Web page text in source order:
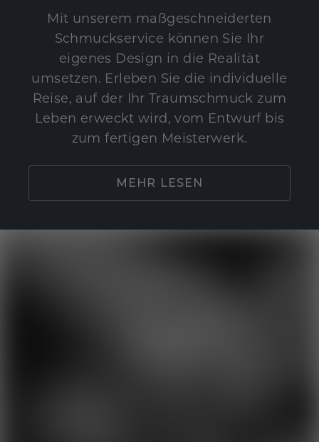
Mit unserem maßgeschneiderten
Schmuckservice können Sie Ihr
eigenes Design in die Realität
umsetzen. Erleben Sie die individuelle
Reise, auf der Ihr Traumschmuck zum
Leben erweckt wird, vom Entwurf bis
zum fertigen Meisterwerk.
MEHR LESEN